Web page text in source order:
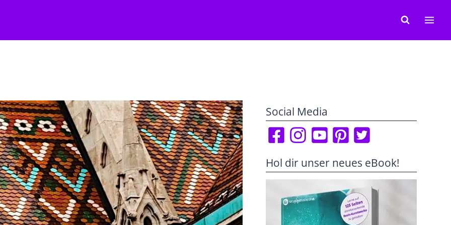
Social Media
Hol dir unser neues eBook!